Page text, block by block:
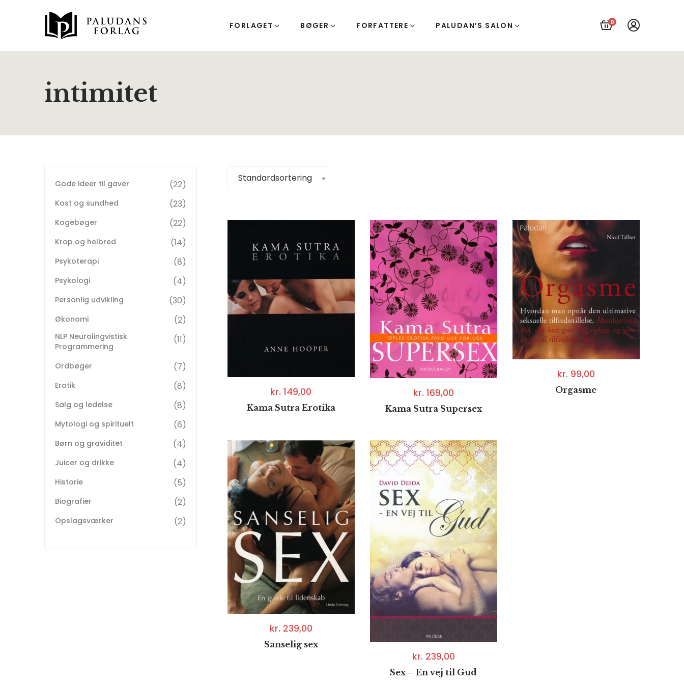
FORLAGET BØGER FORFATTERE PALUDAN’S SALON 0
intimitet
Standardsortering
kr. 149,00
Kama Sutra Erotika
kr. 169,00
Kama Sutra Supersex
kr. 99,00
Orgasme
kr. 239,00
Sanselig sex
kr. 239,00
Sex – En vej til Gud
Gode ideer til gaver 22
Kost og sundhed 23
Kogebøger 22
Krop og helbred 14
Psykoterapi 8
Psykologi 4
Personlig udvikling 30
Økonomi 2
NLP Neurolingvistisk
Programmering
11
Ordbøger 7
Erotik 8
Salg og ledelse 8
Mytologi og spirituelt 6
Børn og graviditet 4
Juicer og drikke 4
Historie 5
Biografier 2
Opslagsværker 2